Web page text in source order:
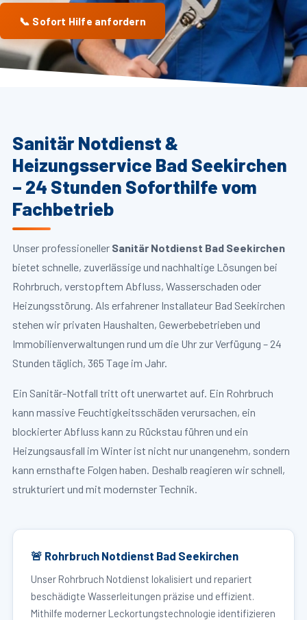
📞 Sofort Hilfe anfordern
Sanitär Notdienst &
Heizungsservice Bad Seekirchen
– 24 Stunden Soforthilfe vom
Fachbetrieb
Unser professioneller Sanitär Notdienst Bad Seekirchen
bietet schnelle, zuverlässige und nachhaltige Lösungen bei
Rohrbruch, verstopftem Abfluss, Wasserschaden oder
Heizungsstörung. Als erfahrener Installateur Bad Seekirchen
stehen wir privaten Haushalten, Gewerbebetrieben und
Immobilienverwaltungen rund um die Uhr zur Verfügung – 24
Stunden täglich, 365 Tage im Jahr.
Ein Sanitär-Notfall tritt oft unerwartet auf. Ein Rohrbruch
kann massive Feuchtigkeitsschäden verursachen, ein
blockierter Abfluss kann zu Rückstau führen und ein
Heizungsausfall im Winter ist nicht nur unangenehm, sondern
kann ernsthafte Folgen haben. Deshalb reagieren wir schnell,
strukturiert und mit modernster Technik.
🚨 Rohrbruch Notdienst Bad Seekirchen
Unser Rohrbruch Notdienst lokalisiert und repariert
beschädigte Wasserleitungen präzise und effizient.
Mithilfe moderner Leckortungstechnologie identifizieren